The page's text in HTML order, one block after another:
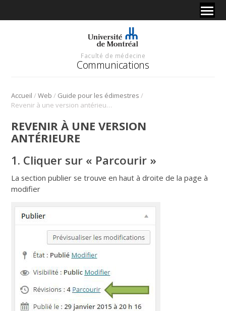
Faculté de médecine
Communications
Accueil /Web / Guide pour les édimestres /
Revenir à une version antérieure
REVENIR À UNE VERSION
ANTÉRIEURE
1. Cliquer sur « Parcourir »
La section publier se trouve en haut à droite de la page à
modifier